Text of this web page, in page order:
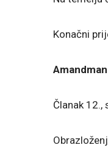
Konačni
Amandman
Članak 12.,